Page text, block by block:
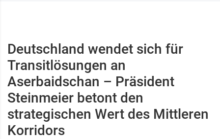
Deutschland wendet sich für
Transitlösungen an
Aserbaidschan – Präsident
Steinmeier betont den
strategischen Wert des Mittleren
Korridors